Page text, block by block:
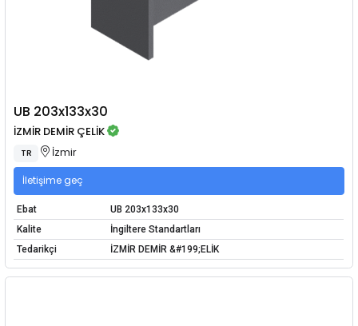
UB 203x133x30
İZMİR DEMİR ÇELİK
TR İzmir
İletişime geç
Ebat
UB 203x133x30
Kalite
İngiltere Standartları
Tedarikçi
İZMİR DEMİR &#199;ELİK